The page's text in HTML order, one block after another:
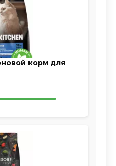
корм для